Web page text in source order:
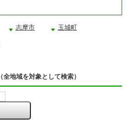
志摩市 玉城町
（全地域を対象として検索）